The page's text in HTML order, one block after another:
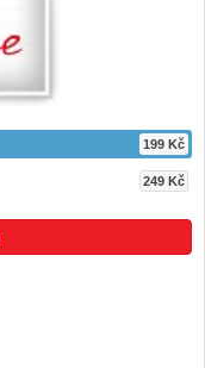
199 Kč
249 Kč